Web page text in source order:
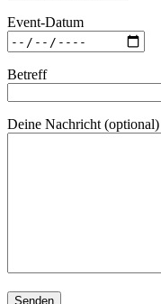
Event-Datum
Betreff
Deine Nachricht (optional)